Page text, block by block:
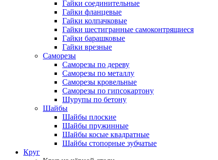
Гайки соединительные
Гайки фланцевые
Гайки колпачковые
Гайки шестигранные самоконтрящиеся
Гайки барашковые
Гайки врезные
Саморезы
Саморезы по дереву
Саморезы по металлу
Саморезы кровельные
Саморезы по гипсокартону
Шурупы по бетону
Шайбы
Шайбы плоские
Шайбы пружинные
Шайбы косые квадратные
Шайбы стопорные зубчатые
Круг